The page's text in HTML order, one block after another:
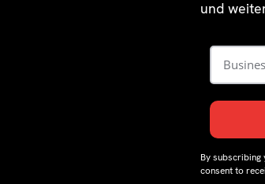
und
By subscribing
consent to